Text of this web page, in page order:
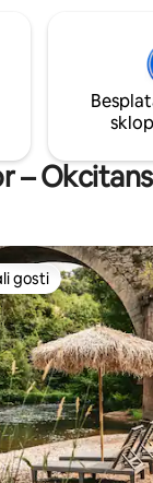
–
rangiranima s
gosti